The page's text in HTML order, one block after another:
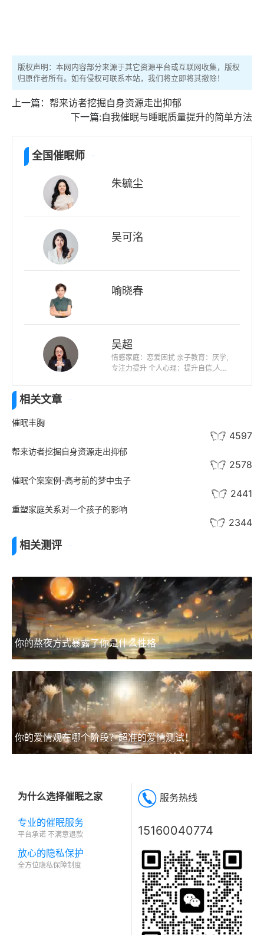
版权声明：本网内容部分来源于其它资源平台或互联网收集，版权
归原作者所有。如有侵权可联系本站，我们将立即将其撤除！
上一篇： 帮来访者挖掘自身资源走出抑郁
下一篇:自我催眠与睡眠质量提升的简单方法
全国催眠师
朱毓尘
吴可洺
喻晓春
吴超
情感家庭：恋爱困扰 亲子教育：厌学,
专注力提升 个人心理：提升自信,人际
相关文章
催眠丰胸
4597
帮来访者挖掘自身资源走出抑郁
2578
催眠个案案例-高考前的梦中虫子
2441
重塑家庭关系对一个孩子的影响
2344
相关测评
你的熬夜方式暴露了你是什么性格
你的爱情观在哪个阶段？超准的爱情测试！
为什么选择催眠之家
专业的催眠服务
平台承诺 不满意退款
放心的隐私保护
全方位隐私保障制度
服务热线
15160040774